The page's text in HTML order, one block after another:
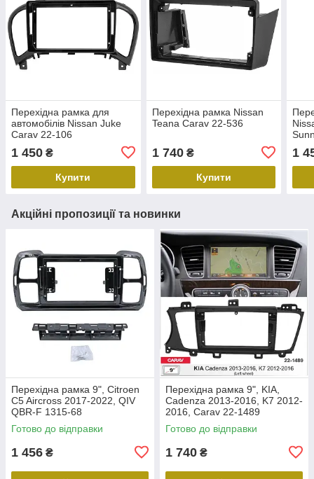
Перехідна рамка для
автомобілів Nissan Juke
Carav 22-106
1 450 ₴
Купити
Перехідна рамка Nissan
Teana Carav 22-536
1 740₴
Купити
1
Акційні пропозиції та новинки
Перехідна рамка 9", Citroen
C5 Aircross 2017-2022, QIV
QBR-F 1315-68
Готово до відправки
1 456 ₴
Перехідна рамка 9", KIA,
Cadenza 2013-2016, K7 2012-
2016, Carav 22-1489
Готово до відправки
1 740 ₴